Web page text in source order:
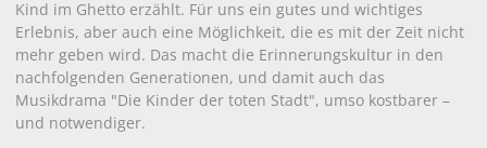
Kind im Ghetto erzählt. Für uns ein gutes und wichtiges
Erlebnis, aber auch eine Möglichkeit, die es mit der Zeit nicht
mehr geben wird. Das macht die Erinnerungskultur in den
nachfolgenden Generationen, und damit auch das
Musikdrama "Die Kinder der toten Stadt", umso kostbarer –
und notwendiger.